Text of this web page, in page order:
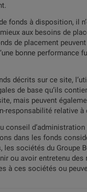
fonds à disposition, il
aux besoins de
de placement
bonne
décrits sur ce site,
de base qu’ils
mais peuvent
responsabilité relative
conseil
dans les fonds
les sociétés du
ou avoir entretenu
à ces sociétés ou